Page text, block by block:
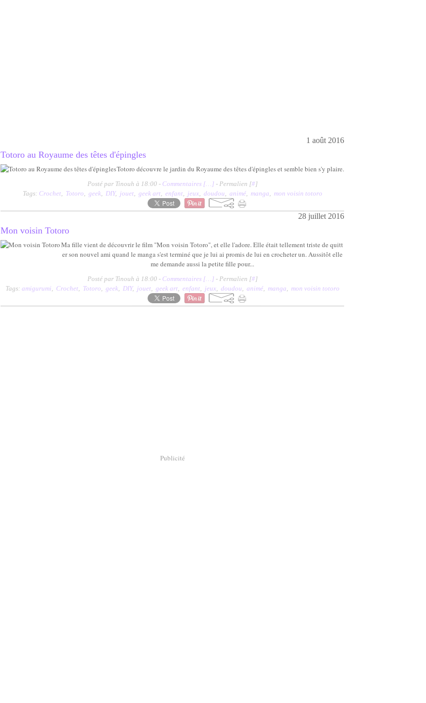
1 août 2016
Totoro au Royaume des têtes d'épingles
Totoro découvre le jardin du Royaume des têtes d'épingles et semble bien s'y plaire.
Posté par Tinouh à 18:00 - Commentaires [… ]- Permalien [#]
Tags: Crochet, Totoro, geek, DIY, jouet, geek art, enfant, jeux, doudou, animé, manga, mon voisin totoro
28 juillet 2016
Mon voisin Totoro
Ma fille vient de découvrir le film "Mon voisin Totoro", et elle l'adore. Elle était tellement triste de quitt
er son nouvel ami quand le manga s'est terminé que je lui ai promis de lui en crocheter un. Aussitôt elle
me demande aussi la petite fille pour...
Posté par Tinouh à 18:00 - Commentaires [… ]- Permalien [#]
Tags: amigurumi, Crochet, Totoro, geek, DIY, jouet, geek art, enfant, jeux, doudou, animé, manga, mon voisin totoro
Publicité